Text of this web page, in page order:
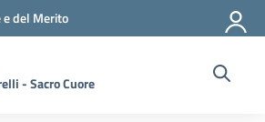
del Merito
- Sacro Cuore